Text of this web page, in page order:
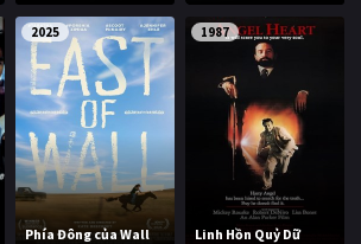
2025
Phía Đông của Wall
1987
Linh Hồn Quỷ Dữ